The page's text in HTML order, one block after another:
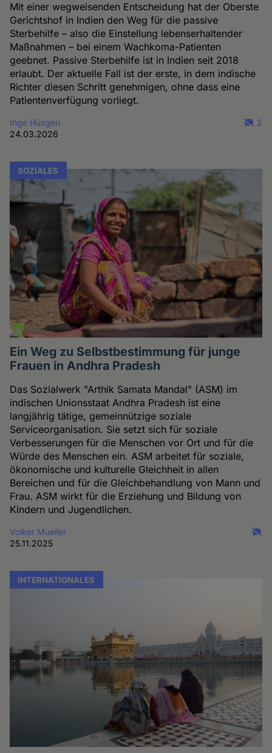
Mit einer wegweisenden Entscheidung hat der Oberste
Gerichtshof in Indien den Weg für die passive
Sterbehilfe – also die Einstellung lebenserhaltender
Maßnahmen – bei einem Wachkoma-Patienten
geebnet. Passive Sterbehilfe ist in Indien seit 2018
erlaubt. Der aktuelle Fall ist der erste, in dem indische
Richter diesen Schritt genehmigen, ohne dass eine
Patientenverfügung vorliegt.
Inge Hüsgen
24.03.2026
2
SOZIALES
Ein Weg zu Selbstbestimmung für junge
Frauen in Andhra Pradesh
Das Sozialwerk "Arthik Samata Mandal" (ASM) im
indischen Unionsstaat Andhra Pradesh ist eine
langjährig tätige, gemeinnützige soziale
Serviceorganisation. Sie setzt sich für soziale
Verbesserungen für die Menschen vor Ort und für die
Würde des Menschen ein. ASM arbeitet für soziale,
ökonomische und kulturelle Gleichheit in allen
Bereichen und für die Gleichbehandlung von Mann und
Frau. ASM wirkt für die Erziehung und Bildung von
Kindern und Jugendlichen.
Volker Mueller
25.11.2025
INTERNATIONALES